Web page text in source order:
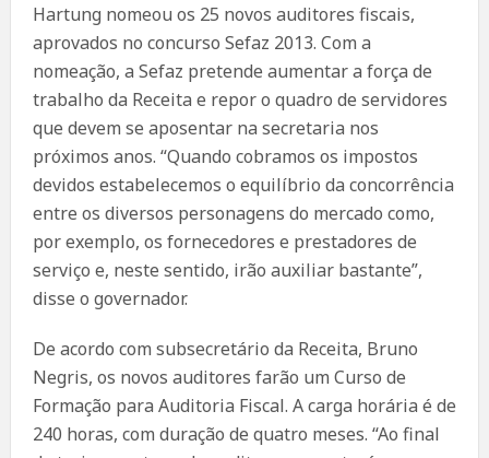
Hartung nomeou os 25 novos auditores fiscais,
aprovados no concurso Sefaz 2013. Com a
nomeação, a Sefaz pretende aumentar a força de
trabalho da Receita e repor o quadro de servidores
que devem se aposentar na secretaria nos
próximos anos. “Quando cobramos os impostos
devidos estabelecemos o equilíbrio da concorrência
entre os diversos personagens do mercado como,
por exemplo, os fornecedores e prestadores de
serviço e, neste sentido, irão auxiliar bastante”,
disse o governador.
De acordo com subsecretário da Receita, Bruno
Negris, os novos auditores farão um Curso de
Formação para Auditoria Fiscal. A carga horária é de
240 horas, com duração de quatro meses. “Ao final